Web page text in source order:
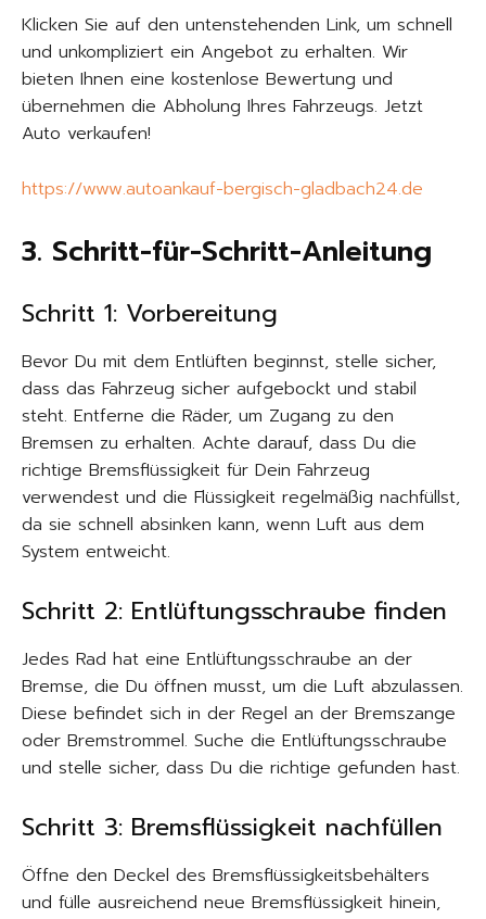
Klicken Sie auf den untenstehenden Link, um schnell
und unkompliziert ein Angebot zu erhalten. Wir
bieten Ihnen eine kostenlose Bewertung und
übernehmen die Abholung Ihres Fahrzeugs. Jetzt
Auto verkaufen!
https://www.autoankauf-bergisch-gladbach24.de
3. Schritt-für-Schritt-Anleitung
Schritt 1: Vorbereitung
Bevor Du mit dem Entlüften beginnst, stelle sicher,
dass das Fahrzeug sicher aufgebockt und stabil
steht. Entferne die Räder, um Zugang zu den
Bremsen zu erhalten. Achte darauf, dass Du die
richtige Bremsflüssigkeit für Dein Fahrzeug
verwendest und die Flüssigkeit regelmäßig nachfüllst,
da sie schnell absinken kann, wenn Luft aus dem
System entweicht.
Schritt 2: Entlüftungsschraube finden
Jedes Rad hat eine Entlüftungsschraube an der
Bremse, die Du öffnen musst, um die Luft abzulassen.
Diese befindet sich in der Regel an der Bremszange
oder Bremstrommel. Suche die Entlüftungsschraube
und stelle sicher, dass Du die richtige gefunden hast.
Schritt 3: Bremsflüssigkeit nachfüllen
Öffne den Deckel des Bremsflüssigkeitsbehälters
und fülle ausreichend neue Bremsflüssigkeit hinein,